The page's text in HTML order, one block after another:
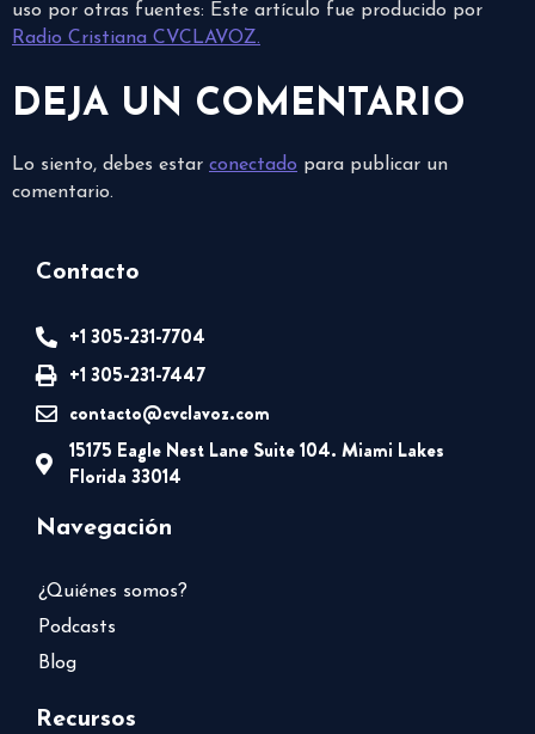
uso por otras fuentes: Este artículo fue producido por
Radio Cristiana CVCLAVOZ.
DEJA UN COMENTARIO
Lo siento, debes estar conectado para publicar un
comentario.
Contacto
+1 305-231-7704
+1 305-231-7447
contacto@cvclavoz.com
15175 Eagle Nest Lane Suite 104. Miami Lakes
Florida 33014
Navegación
¿Quiénes somos?
Podcasts
Blog
Recursos